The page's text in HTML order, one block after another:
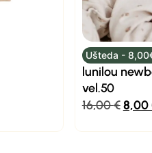
Ušteda -
lunilou
vel.50
16,00€8,00